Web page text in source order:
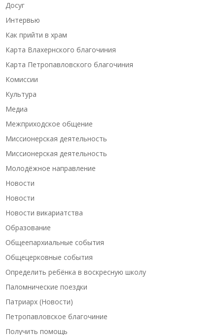
Досуг
Интервью
Как прийти в храм
Карта Влахернского благочиния
Карта Петропавловского благочиния
Комиссии
Культура
Медиа
Межприходское общение
Миссионерская деятельность
Миссионерская деятельность
Молодёжное направление
Новости
Новости
Новости викариатства
Образование
Общеепархиальные события
Общецерковные события
Определить ребёнка в воскресную школу
Паломнические поездки
Патриарх (Новости)
Петропавловское благочиние
Получить помощь